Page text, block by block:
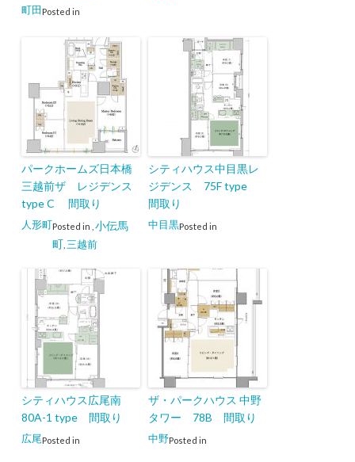
Posted in
町田
パークホームズ日本橋
三越前ザ レジデンス
type C 間取り
Posted in
人形町
小伝馬
町 三越前
シティハウス中目黒レ
ジデンス 75F type
間取り
Posted in
中目黒
シティハウス広尾南
80A-1 type 間取り
Posted in
広尾
ザ・パークハウス 中野
タワー 78B 間取り
Posted in
中野